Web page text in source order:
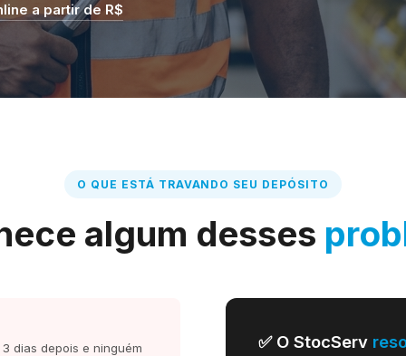
a partir de R$
O QUE ESTÁ TRAVANDO SEU DEPÓSITO
algum desses
dias depois e ninguém ✅ O StocServ